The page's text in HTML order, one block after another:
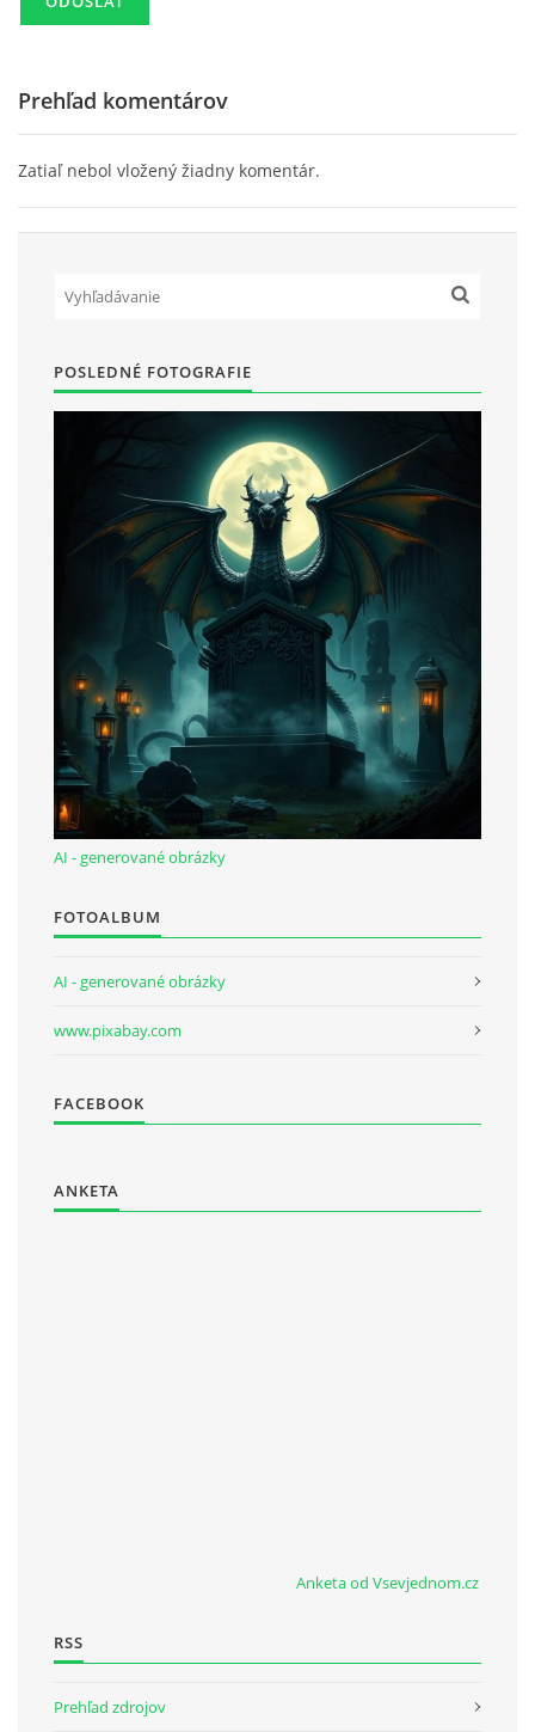
Prehľad komentárov
Zatiaľ nebol vložený žiadny komentár.
POSLEDNÉ FOTOGRAFIE
AI - generované obrázky
FOTOALBUM
AI - generované obrázky
www.pixabay.com
FACEBOOK
ANKETA
Anketa od Vsevjednom.cz
RSS
Prehľad zdrojov